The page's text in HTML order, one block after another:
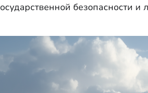
безопасности